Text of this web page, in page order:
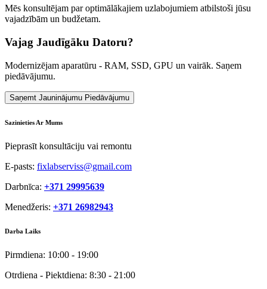
Mēs konsultējam par optimālākajiem uzlabojumiem atbilstoši jūsu
vajadzībām un budžetam.
Vajag Jaudīgāku Datoru?
Modernizējam aparatūru - RAM, SSD, GPU un vairāk. Saņem
piedāvājumu.
Saņemt Jauninājumu Piedāvājumu
Sazinieties Ar Mums
Pieprasīt konsultāciju vai remontu
E-pasts: fixlabserviss@gmail.com
Darbnīca: +371 29995639
Menedžeris: +371 26982943
Darba Laiks
Pirmdiena: 10:00 - 19:00
Otrdiena - Piektdiena: 8:30 - 21:00